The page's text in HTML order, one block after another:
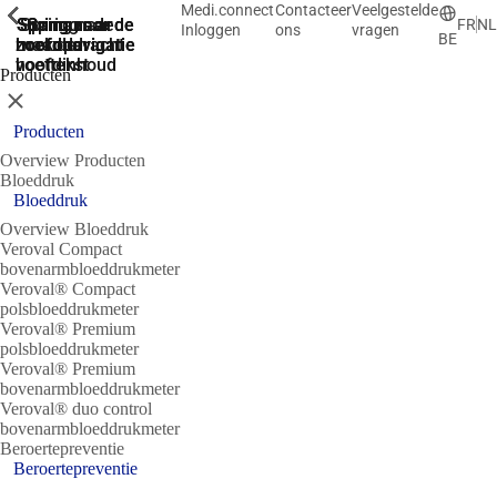
Ga naar de
zoekopdracht
Spring naar de
hoofdnavigatie
Spring naar de
hoofdnavigatie
Spring naar
de
hoofdinhoud
Spring
naar de
voettekst
Medi.connect
Inloggen
Contacteer
ons
Veelgestelde
vragen
BE
FRNL
Producten
ShowPrevious
Sluit
Producten
Overview Producten
Bloeddruk
ShowPrevious
Bloeddruk
Overview Bloeddruk
Veroval Compact
bovenarmbloeddrukmeter
Veroval® Compact
polsbloeddrukmeter
Veroval® Premium
polsbloeddrukmeter
Veroval® Premium
bovenarmbloeddrukmeter
Veroval® duo control
bovenarmbloeddrukmeter
Beroertepreventie
ShowPrevious
Beroertepreventie
ShowPrevious
ShowPrevious
ShowPrevious
ShowPrevious
ShowPrevious